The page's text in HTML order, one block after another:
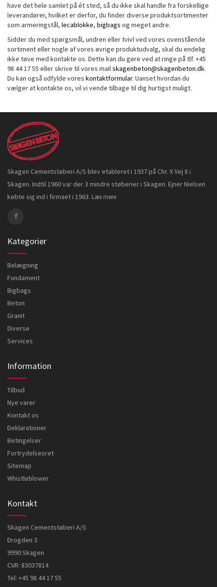
have det hele samlet på ét sted, så du ikke skal handle fra forskellige
leverandører, hvilket er derfor, du finder diverse produktsortimenter
som armeringstål, lecablokke, bigbags og meget andre.
Sidder du med spørgsmål, undren eller tvivl ved vores ovenstående
sortiment eller nogle af vores øvrige produktudvalg, skal du endelig
ikke tøve med kontakte os. Dette kan du gøre ved at ringe på tlf. +45
98 44 17 55 eller skrive til vores mailskagenbeton@skagenbeton.dk.
Du kan også udfylde vores kontaktformular. Uanset hvordan du
vælger at kontakte os, vil vi vende tilbage til dig hurtigst muligt.
Skagen Cementstøberi A/S blev etableret i 1937 på Chr. X Vej 8 i
Skagen. Indtil 1960 var der 3 mindre støberier i Skagen. Ejner Nielsen
købte sig ind i firmaet i 1963. Læs mere
Kategorier
Belægning
Fundament
Bigbags
Beton
Granit
Diverse
Services
Information
Tilbud
Nye varer
Kontakt os
Deklarationer
Betingelser
Fortrydelsesret
Sitemap
Whistleblower
Kontakt
Skagen Cementstøberi A/S
Drogden 3
9990 Skagen
CVR: 83037814
Tel: +45 98 44 17 55